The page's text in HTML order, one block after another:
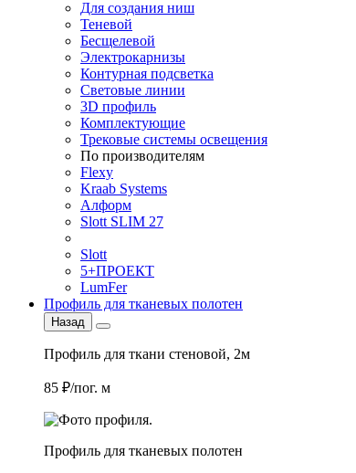
Для создания ниш
Теневой
Бесщелевой
Электрокарнизы
Контурная подсветка
Световые линии
3D профиль
Комплектующие
Трековые системы освещения
По производителям
Flexy
Kraab Systems
Алформ
Slott SLIM 27
Slott
5+ПРОЕКТ
LumFer
Профиль для тканевых полотен
Назад
Профиль для ткани стеновой, 2м
85 ₽/пог. м
Профиль для тканевых полотен